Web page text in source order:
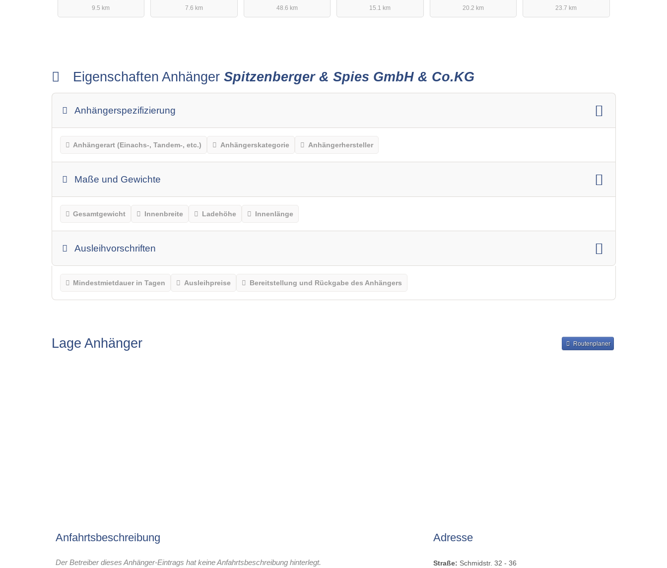
9.5 km
7.6 km
48.6 km
15.1 km
20.2 km
23.7 km
Eigenschaften AnhängerSpitzenberger & Spies GmbH & Co.KG
Anhängerspezifizierung
Anhängerart (Einachs-, Tandem-, etc.) Anhängerskategorie Anhängerhersteller
Maße und Gewichte
Gesamtgewicht Innenbreite Ladehöhe Innenlänge
Ausleihvorschriften
Mindestmietdauer in Tagen Ausleihpreise Bereitstellung und Rückgabe des Anhängers
Lage Anhänger Routenplaner
Anfahrtsbeschreibung
Der Betreiber dieses Anhänger-Eintrags hat keine Anfahrtsbeschreibung hinterlegt.
Adresse
Straße: Schmidstr. 32 - 36